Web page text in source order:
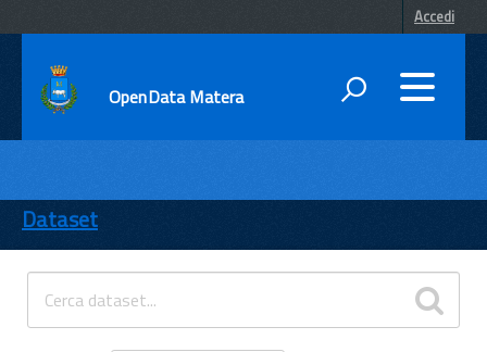
Accedi
OpenData Matera
ENTI
TEMI
INFORMAZIONI
Dataset